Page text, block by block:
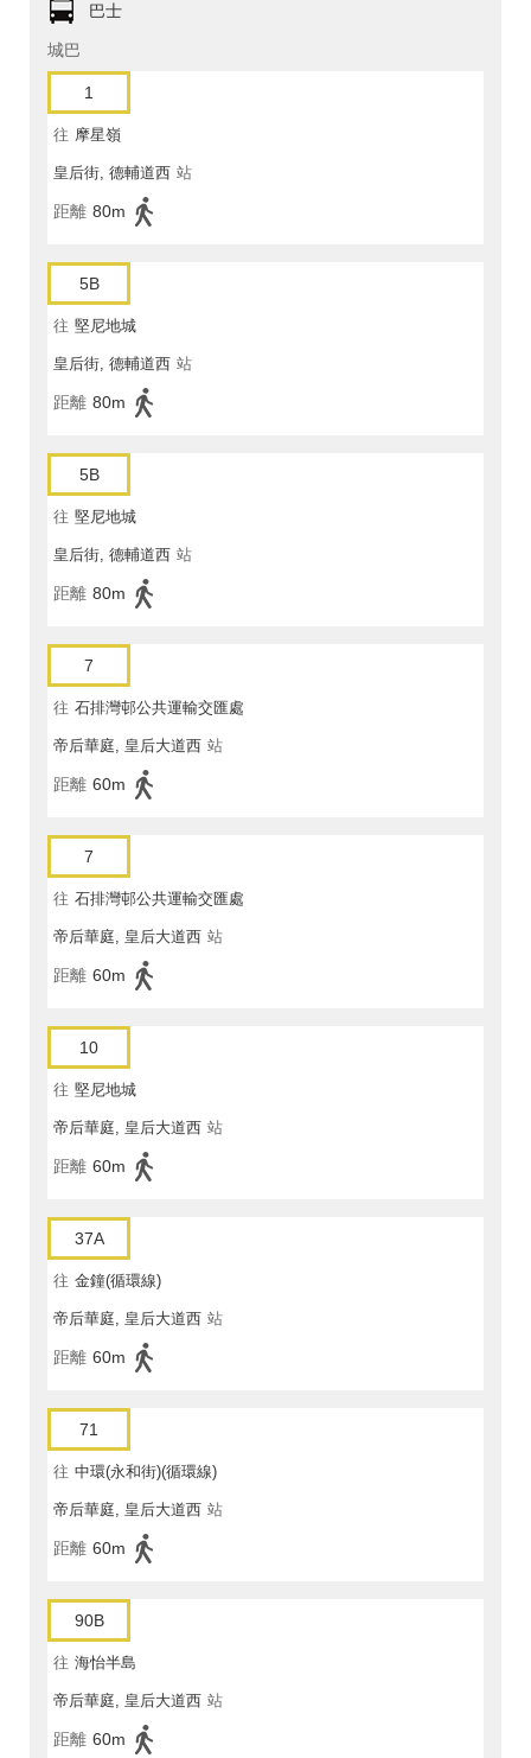
巴士
城巴
1
往 摩星嶺
皇后街, 德輔道西 站
距離 80m
5B
往 堅尼地城
皇后街, 德輔道西 站
距離 80m
5B
往 堅尼地城
皇后街, 德輔道西 站
距離 80m
7
往 石排灣邨公共運輸交匯處
帝后華庭, 皇后大道西 站
距離 60m
7
往 石排灣邨公共運輸交匯處
帝后華庭, 皇后大道西 站
距離 60m
10
往 堅尼地城
帝后華庭, 皇后大道西 站
距離 60m
37A
往 金鐘(循環線)
帝后華庭, 皇后大道西 站
距離 60m
71
往 中環(永和街)(循環線)
帝后華庭, 皇后大道西 站
距離 60m
90B
往 海怡半島
帝后華庭, 皇后大道西 站
距離 60m